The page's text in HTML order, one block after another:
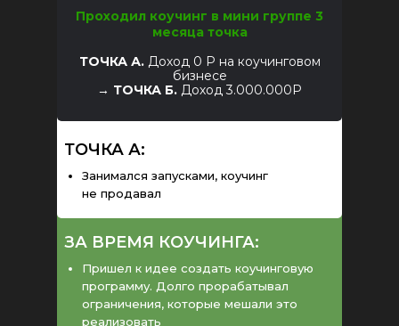
Проходил коучинг в мини группе 3
месяца точка
ТОЧКА А:
ЗА ВРЕМЯ КОУЧИНГА:
Занимался запусками, коучинг
не продавал
Пришел к идее создать коучинговую
программу. Долго прорабатывал
ограничения, которые мешали это
реализовать
ТОЧКА А.Доход 0 Р на коучинговом
бизнесе
→ ТОЧКА Б. Доход 3.000.000Р